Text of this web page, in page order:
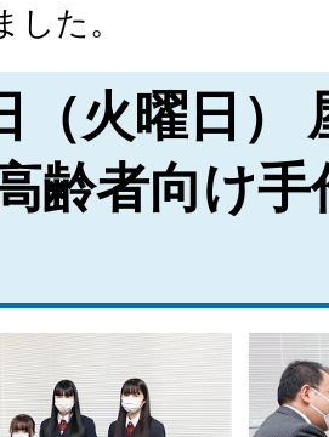
た。
（火曜日）
齢者向け